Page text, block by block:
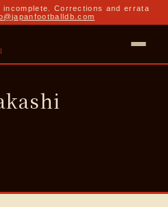
Corrections and errata